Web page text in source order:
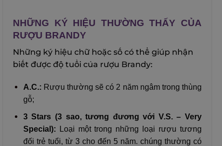
NHỮNG KÝ HIỆU THƯỜNG THẤY CỦA
RƯỢU BRANDY
Những ký hiệu chữ hoặc số có thể giúp nhận
biết được độ tuổi của rượu Brandy:
A.C.: Rượu thường sẽ có 2 năm ngâm trong thùng
gỗ;
3 Stars (3 sao, tương đương với V.S. – Very
Special): Loại một trong những loại rượu tương
đối trẻ tuổi, từ 3 cho đến 5 năm. chúng thường có